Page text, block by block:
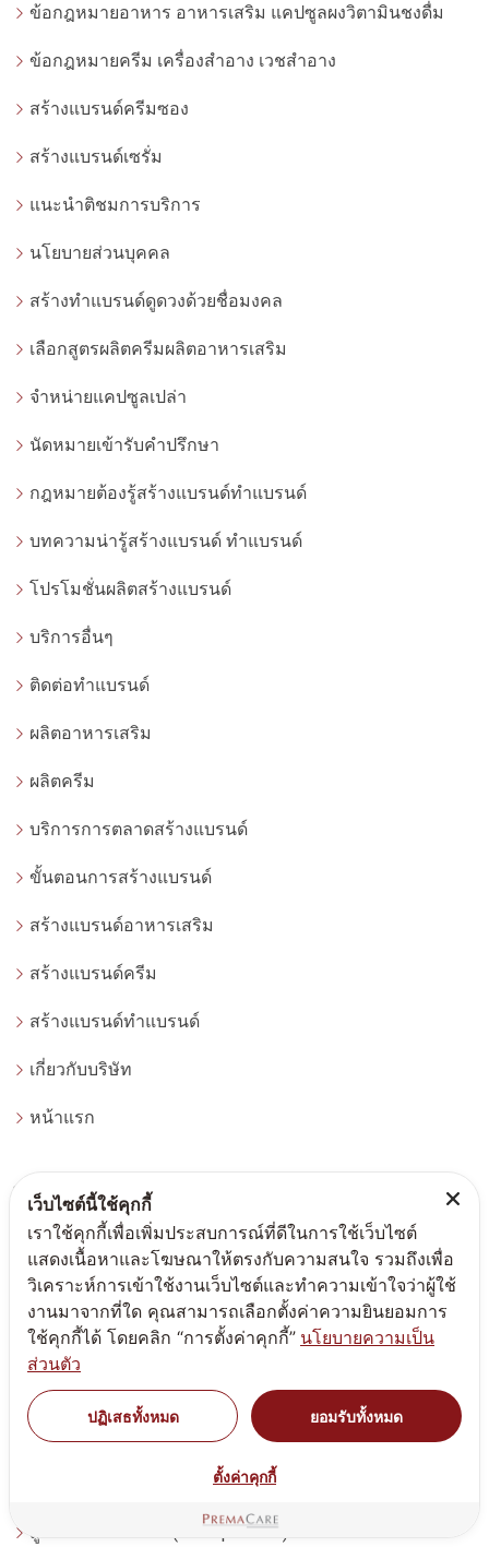
ข้อกฎหมายอาหาร อาหารเสริม แคปซูลผงวิตามินชงดื่ม
ข้อกฎหมายครีม เครื่องสำอาง เวชสำอาง
สร้างแบรนด์ครีมซอง
สร้างแบรนด์เซรั่ม
แนะนำติชมการบริการ
นโยบายส่วนบุคคล
สร้างทำแบรนด์ดูดวงด้วยชื่อมงคล
เลือกสูตรผลิตครีมผลิตอาหารเสริม
จำหน่ายแคปซูลเปล่า
นัดหมายเข้ารับคำปรึกษา
กฎหมายต้องรู้สร้างแบรนด์ทำแบรนด์
บทความน่ารู้สร้างแบรนด์ ทำแบรนด์
โปรโมชั่นผลิตสร้างแบรนด์
บริการอื่นๆ
ติดต่อทำแบรนด์
ผลิตอาหารเสริม
ผลิตครีม
บริการการตลาดสร้างแบรนด์
ขั้นตอนการสร้างแบรนด์
สร้างแบรนด์อาหารเสริม
สร้างแบรนด์ครีม
สร้างแบรนด์ทำแบรนด์
เกี่ยวกับบริษัท
หน้าแรก
หมวดหมู่ผลิตภัณฑ์ (เครื่องสำอาง)
สูตรรับผลิตครีมนวดตัว สครับผิวกาย
สูตรรับผลิตครีม บำรุงผิว ผิวหน้า ชุ่มชื่น moisturizer
สูตรรับผลิตผลิตภัณฑ์ใต้วงแขน ระงับกลิ่น
สูตรรับผลิตครีม สิว(Acne product)
เว็บไซต์นี้ใช้คุกกี้
เราใช้คุกกี้เพื่อเพิ่มประสบการณ์ที่ดีในการใช้เว็บไซต์
แสดงเนื้อหาและโฆษณาให้ตรงกับความสนใจ รวมถึงเพื่อ
วิเคราะห์การเข้าใช้งานเว็บไซต์และทำความเข้าใจว่าผู้ใช้
งานมาจากที่ใด คุณสามารถเลือกตั้งค่าความยินยอมการ
ใช้คุกกี้ได้ โดยคลิก “การตั้งค่าคุกกี้” นโยบายความเป็น
ส่วนตัว
ปฏิเสธทั้งหมด ยอมรับทั้งหมด
ตั้งค่าคุกกี้